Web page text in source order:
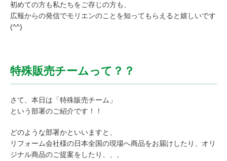
初めての方も私たちをご存じの方も、
広報からの発信でモリエンのことを知ってもらえると嬉しいです
(^^)
特殊販売チームって？？
さて、本日は「特殊販売チーム」
という部署のご紹介です！！
どのような部署かといいますと、
リフォーム会社様の日本全国の現場へ商品をお届けしたり、オリ
ジナル商品のご提案をしたり、、、